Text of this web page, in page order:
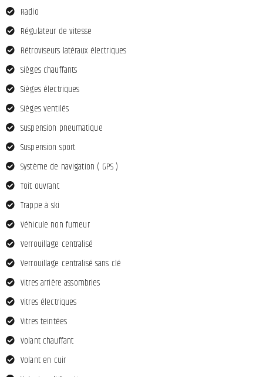
Radio
Régulateur de vitesse
Rétroviseurs latéraux électriques
Sièges chauffants
Sièges électriques
Sièges ventilés
Suspension pneumatique
Suspension sport
Système de navigation ( GPS )
Toit ouvrant
Trappe à ski
Véhicule non fumeur
Verrouillage centralisé
Verrouillage centralisé sans clé
Vitres arrière assombries
Vitres électriques
Vitres teintées
Volant chauffant
Volant en cuir